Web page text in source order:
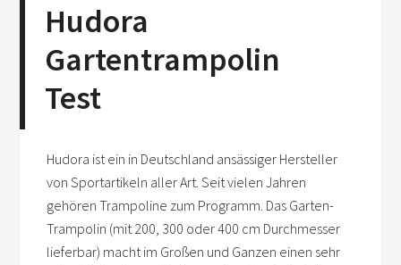
Hudora
Gartentrampolin
Test
Hudora ist ein in Deutschland ansässiger Hersteller
von Sportartikeln aller Art. Seit vielen Jahren
gehören Trampoline zum Programm. Das Garten-
Trampolin (mit 200, 300 oder 400 cm Durchmesser
lieferbar) macht im Großen und Ganzen einen sehr